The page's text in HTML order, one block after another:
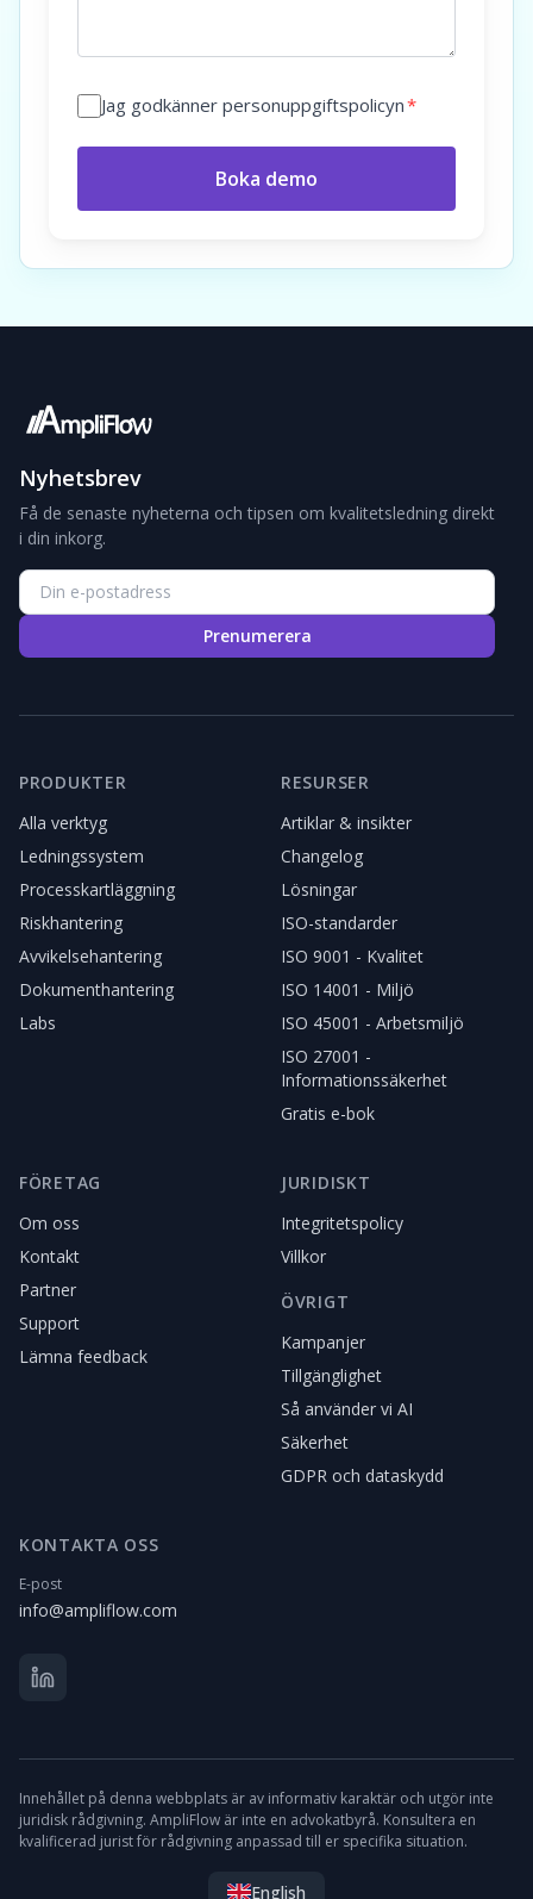
Jag godkänner personuppgiftspolicyn*
Boka demo
Nyhetsbrev
Få de senaste nyheterna och tipsen om kvalitetsledning direkt
i din inkorg.
Prenumerera
PRODUKTER
Alla verktyg
Ledningssystem
Processkartläggning
Riskhantering
Avvikelsehantering
Dokumenthantering
Labs
RESURSER
Artiklar & insikter
Changelog
Lösningar
ISO-standarder
ISO 9001 - Kvalitet
ISO 14001 - Miljö
ISO 45001 - Arbetsmiljö
ISO 27001 -
Informationssäkerhet
Gratis e-bok
FÖRETAG
Om oss
Kontakt
Partner
Support
Lämna feedback
JURIDISKT
Integritetspolicy
Villkor
ÖVRIGT
Kampanjer
Tillgänglighet
Så använder vi AI
Säkerhet
GDPR och dataskydd
KONTAKTA OSS
E-post
info@ampliflow.com
Innehållet på denna webbplats är av informativ karaktär och utgör inte
juridisk rådgivning. AmpliFlow är inte en advokatbyrå. Konsultera en
kvalificerad jurist för rådgivning anpassad till er specifika situation.
English